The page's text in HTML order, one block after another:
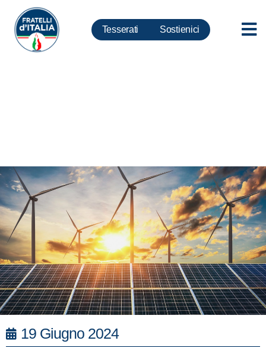
Tesserati Sostienici
19 Giugno 2024